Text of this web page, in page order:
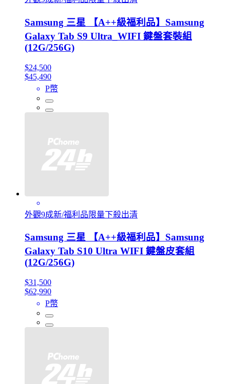
Samsung 三星 【A++級福利品】Samsung
Galaxy Tab S9 Ultra_WIFI 鍵盤套裝組
(12G/256G)
$24,500
$45,490
P幣
外觀9成新/福利品限量下殺出清
Samsung 三星 【A++級福利品】Samsung
Galaxy Tab S10 Ultra WIFI 鍵盤皮套組
(12G/256G)
$31,500
$62,990
P幣